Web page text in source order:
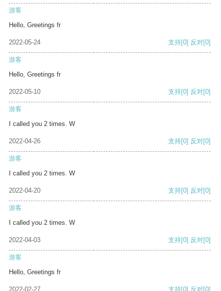
游客
Hello, Greetings fr
2022-05-24 支持[0] 反对[0]
游客
Hello, Greetings fr
2022-05-10 支持[0] 反对[0]
游客
I called you 2 times. W
2022-04-26 支持[0] 反对[0]
游客
I called you 2 times. W
2022-04-20 支持[0] 反对[0]
游客
I called you 2 times. W
2022-04-03 支持[0] 反对[0]
游客
Hello, Greetings fr
2022-02-27 支持[0] 反对[0]